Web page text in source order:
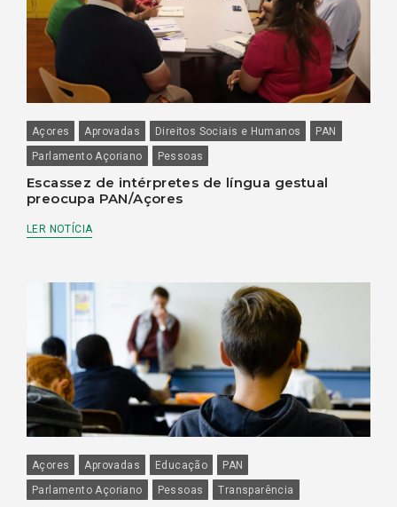
Açores Aprovadas Direitos Sociais e Humanos
PAN
Parlamento Açoriano
Pessoas
Escassez de intérpretes de língua gestual
preocupa PAN/Açores
LER NOTÍCIA
Açores Aprovadas Educação
PAN
Parlamento Açoriano
Pessoas Transparência